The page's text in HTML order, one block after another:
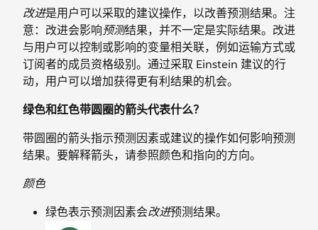
改进是用户可以采取的建议操作，以改善预测结果。注
意：改进会影响预测结果，并不一定是实际结果。改进
与用户可以控制或影响的变量相关联，例如运输方式或
订阅者的成员资格级别。通过采取 Einstein 建议的行
动，用户可以增加获得更有利结果的机会。
绿色和红色带圆圈的箭头代表什么？
带圆圈的箭头指示预测因素或建议的操作如何影响预测
结果。要解释箭头，请参照颜色和指向的方向。
颜色
绿色表示预测因素会改进预测结果。